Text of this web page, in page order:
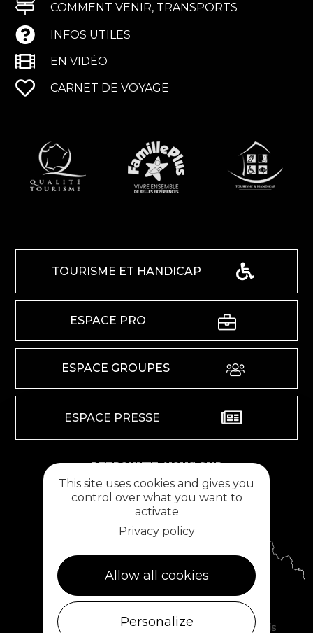
COMMENT VENIR, TRANSPORTS
INFOS UTILES
EN VIDÉO
CARNET DE VOYAGE
TOURISME ET HANDICAP
ESPACE PRO
ESPACE GROUPES
ESPACE PRESSE
RETROUVEZ-NOUS SUR
This site uses cookies and gives you
control over what you want to
activate
Privacy policy
Allow all cookies
Personalize